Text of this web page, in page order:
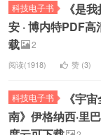
科技电子书
《是
安 · 博内特PDF
载
2
阅读(1918) 赞 (3)
科技电子书
《宇
南》伊格纳西·里